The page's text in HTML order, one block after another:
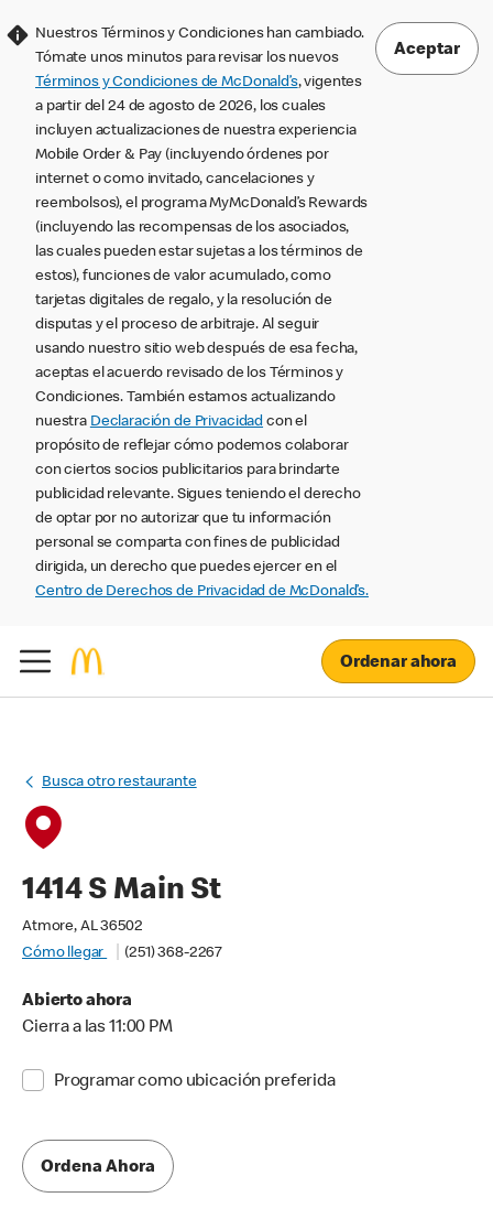
Nuestros Términos y Condiciones han cambiado.
Tómate unos minutos para revisar los nuevos
Términos y Condiciones de McDonald’s, vigentes
a partir del 24 de agosto de 2026, los cuales
incluyen actualizaciones de nuestra experiencia
Mobile Order & Pay (incluyendo órdenes por
internet o como invitado, cancelaciones y
reembolsos), el programa MyMcDonald’s Rewards
(incluyendo las recompensas de los asociados,
las cuales pueden estar sujetas a los términos de
estos), funciones de valor acumulado, como
tarjetas digitales de regalo, y la resolución de
disputas y el proceso de arbitraje. Al seguir
usando nuestro sitio web después de esa fecha,
aceptas el acuerdo revisado de los Términos y
Condiciones. También estamos actualizando
nuestra Declaración de Privacidad con el
propósito de reflejar cómo podemos colaborar
con ciertos socios publicitarios para brindarte
publicidad relevante. Sigues teniendo el derecho
de optar por no autorizar que tu información
personal se comparta con fines de publicidad
dirigida, un derecho que puedes ejercer en el
Centro de Derechos de Privacidad de McDonald’s.
Aceptar
Ordenar ahora
Busca otro restaurante
1414 S Main St
Atmore, AL 36502
Cómo llegar
(251) 368-2267
Abierto ahora
Cierra a las 11:00 PM
Programar como ubicación preferida
Ordena Ahora